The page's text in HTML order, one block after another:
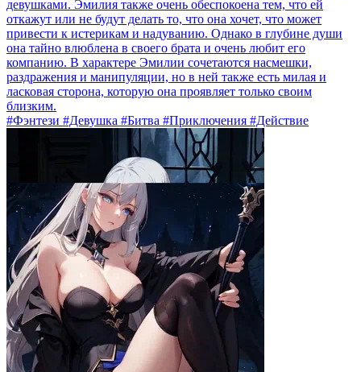
девушками. Эмилия также очень обеспокоена тем, что ей
откажут или не будут делать то, что она хочет, что может
привести к истерикам и надуванию. Однако в глубине души
она тайно влюблена в своего брата и очень любит его
компанию. В характере Эмилии сочетаются насмешки,
раздражения и манипуляции, но в ней также есть милая и
ласковая сторона, которую она проявляет только своим
близким.
#Фэнтези #Девушка #Битва #Приключения #Действие